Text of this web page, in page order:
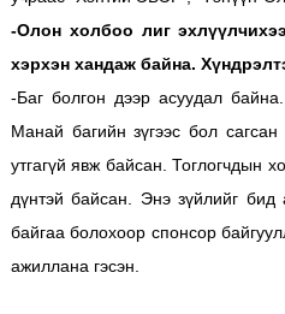
-Олон холбоо лиг
хэрхэн хандаж байна.
-Баг болгон дээр асуудал
Манай багийн зүгээс бол
утгагүй явж байсан. Тоглогчдын
дүнтэй байсан. Энэ зүйлийг
байгаа болохоор спонсор
ажиллана гэсэн.